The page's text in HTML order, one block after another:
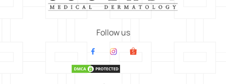
Follow us